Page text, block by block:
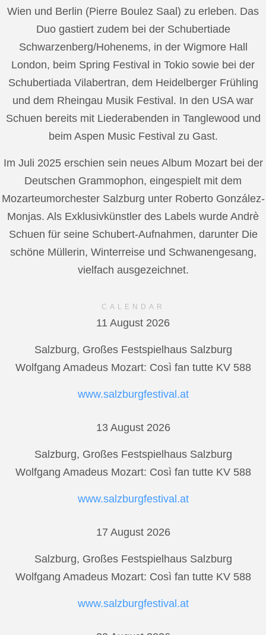
Wien und Berlin (Pierre Boulez Saal) zu erleben. Das
Duo gastiert zudem bei der Schubertiade
Schwarzenberg/Hohenems, in der Wigmore Hall
London, beim Spring Festival in Tokio sowie bei der
Schubertiada Vilabertran, dem Heidelberger Frühling
und dem Rheingau Musik Festival. In den USA war
Schuen bereits mit Liederabenden in Tanglewood und
beim Aspen Music Festival zu Gast.
Im Juli 2025 erschien sein neues Album Mozart bei der
Deutschen Grammophon, eingespielt mit dem
Mozarteumorchester Salzburg unter Roberto González-
Monjas. Als Exklusivkünstler des Labels wurde Andrè
Schuen für seine Schubert-Aufnahmen, darunter Die
schöne Müllerin, Winterreise und Schwanengesang,
vielfach ausgezeichnet.
CALENDAR
11 August 2026
Salzburg, Großes Festspielhaus Salzburg
Wolfgang Amadeus Mozart: Così fan tutte KV 588
www.salzburgfestival.at
13 August 2026
Salzburg, Großes Festspielhaus Salzburg
Wolfgang Amadeus Mozart: Così fan tutte KV 588
www.salzburgfestival.at
17 August 2026
Salzburg, Großes Festspielhaus Salzburg
Wolfgang Amadeus Mozart: Così fan tutte KV 588
www.salzburgfestival.at